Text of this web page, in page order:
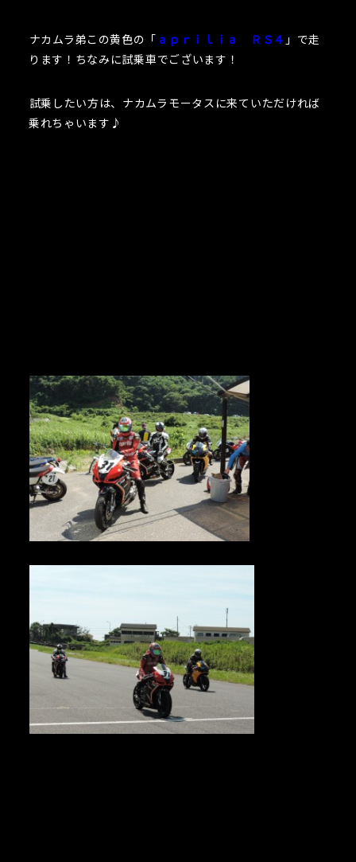
ナカムラ弟この黄色の「 ａｐｒｉｌｉａ ＲＳ４ 」で走
ります！ちなみに試乗車でございます！
試乗したい方は、ナカムラモータスに来ていただければ
乗れちゃいます♪